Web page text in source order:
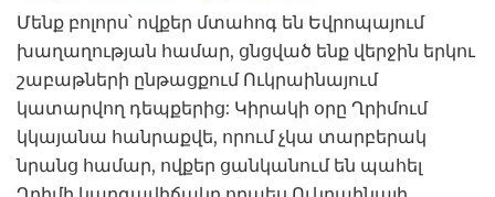
են
հանում
Մենք բոլորս՝ ովքեր մտահոգ են Եվրոպայում
խաղաղության համար, ցնցված ենք վերջին երկու
շաբաթների ընթացքում Ուկրաինայում
կատարվող դեպքերից: Կիրակի օրը Ղրիմում
կկայանա հանրաքվե, որում չկա տարբերակ
նրանց համար, ովքեր ցանկանում են պահել